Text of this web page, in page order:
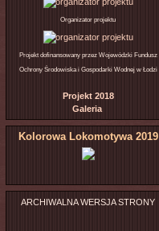
Organizator projektu
Projekt dofinansowany przez Wojewódzki Fundusz
Ochrony Środowiska i Gospodarki Wodnej w Łodzi
Projekt 2018
Galeria
Kolorowa Lokomotywa 2019
ARCHIWALNA WERSJA STRONY